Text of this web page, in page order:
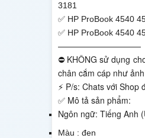
3181
✅ HP ProBook 4540
✅ HP ProBook 4540
——————————
⛔ KHÔNG sử dụng
chân cắm cáp như
⚡ P/s: Chats với
✅ Mô tả sản phẩm:
Ngôn ngữ: Tiếng Anh
Màu : đen